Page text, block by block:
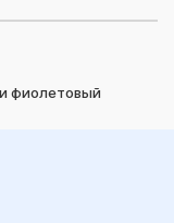
фиолетовый